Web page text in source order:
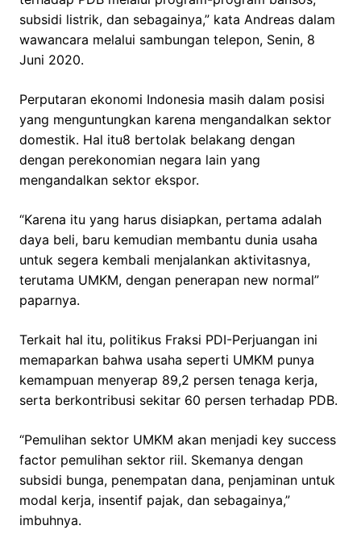
subsidi listrik, dan sebagainya,” kata Andreas dalam
wawancara melalui sambungan telepon, Senin, 8
Juni 2020.
Perputaran ekonomi Indonesia masih dalam posisi
yang menguntungkan karena mengandalkan sektor
domestik. Hal itu8 bertolak belakang dengan
dengan perekonomian negara lain yang
mengandalkan sektor ekspor.
“Karena itu yang harus disiapkan, pertama adalah
daya beli, baru kemudian membantu dunia usaha
untuk segera kembali menjalankan aktivitasnya,
terutama UMKM, dengan penerapan new normal”
paparnya.
Terkait hal itu, politikus Fraksi PDI-Perjuangan ini
memaparkan bahwa usaha seperti UMKM punya
kemampuan menyerap 89,2 persen tenaga kerja,
serta berkontribusi sekitar 60 persen terhadap PDB.
“Pemulihan sektor UMKM akan menjadi key success
factor pemulihan sektor riil. Skemanya dengan
subsidi bunga, penempatan dana, penjaminan untuk
modal kerja, insentif pajak, dan sebagainya,”
imbuhnya.